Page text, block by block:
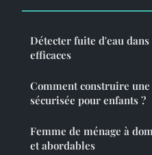
Détecter fuite d'eau
efficaces
Comment construire
sécurisée pour enfants ?
Femme de ménage à
et abordables